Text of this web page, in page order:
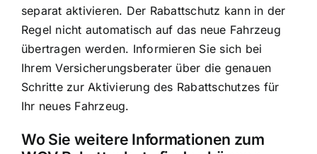
separat aktivieren. Der Rabattschutz kann in der
Regel nicht automatisch auf das neue Fahrzeug
übertragen werden. Informieren Sie sich bei
Ihrem Versicherungsberater über die genauen
Schritte zur Aktivierung des Rabattschutzes für
Ihr neues Fahrzeug.
Wo Sie weitere Informationen zum